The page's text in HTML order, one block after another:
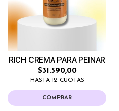
RICH CREMA PARA PEINAR
$31.590,00
HASTA 12 CUOTAS
COMPRAR